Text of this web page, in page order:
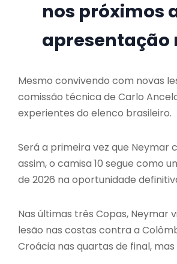
nos próximos
apresentação
Mesmo convivendo com novas
comissão técnica de Carlo
experientes do elenco brasileiro.
Será a primeira vez que Neymar
assim, o camisa 10 segue como
de 2026 na oportunidade
Nas últimas três Copas, Neymar
lesão nas costas contra a
Croácia nas quartas de final,